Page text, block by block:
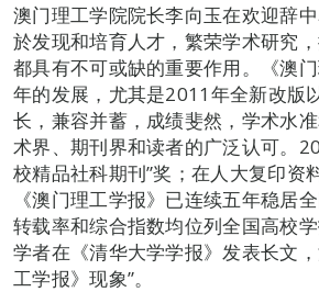
澳门理工学院院长李向玉在欢迎辞
於发现和培育人才，繁荣学术研究
都具有不可或缺的重要作用。《澳
年的发展，尤其是2011年全新改版
长，兼容并蓄，成绩斐然，学术水
术界、期刊界和读者的广泛认可。
校精品社科期刊”奖；在人大复印资
《澳门理工学报》已连续五年稳居
转载率和综合指数均位列全国高校
学者在《清华大学学报》发表长文
工学报》现象”。